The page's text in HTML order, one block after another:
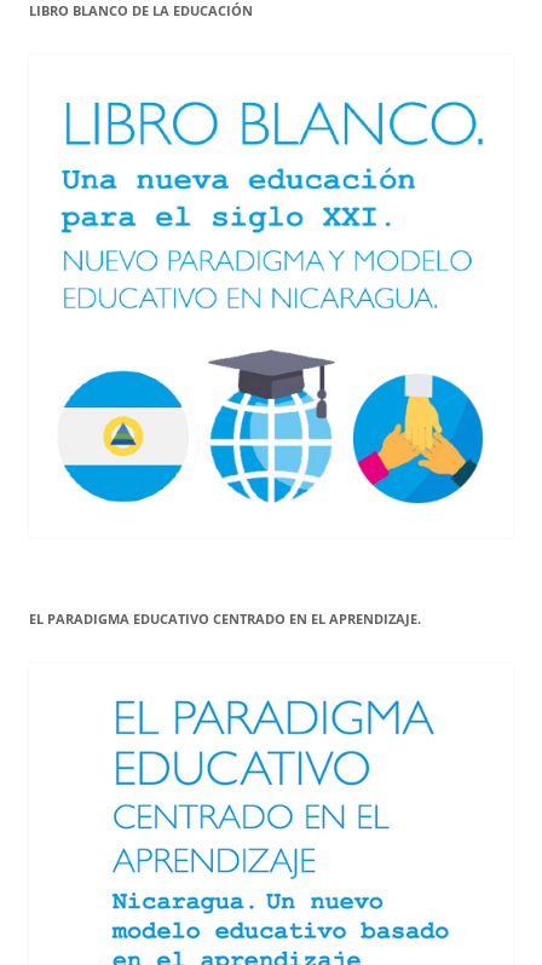
LIBRO BLANCO DE LA EDUCACIÓN
EL PARADIGMA EDUCATIVO CENTRADO EN EL APRENDIZAJE.